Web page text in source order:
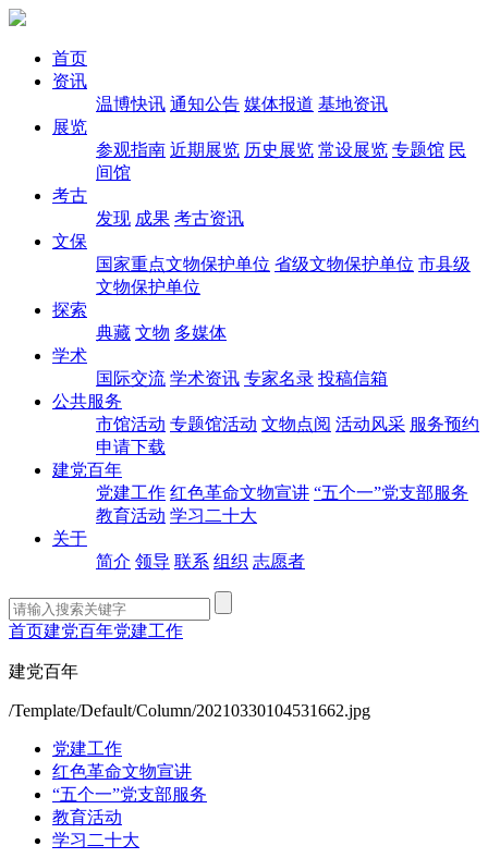
首页
资讯
温博快讯 通知公告 媒体报道 基地资讯
展览
参观指南 近期展览 历史展览 常设展览 专题馆 民
间馆
考古
发现 成果 考古资讯
文保
国家重点文物保护单位 省级文物保护单位 市县级
文物保护单位
探索
典藏 文物 多媒体
学术
国际交流 学术资讯 专家名录 投稿信箱
公共服务
市馆活动 专题馆活动 文物点阅 活动风采 服务预约
申请下载
建党百年
党建工作 红色革命文物宣讲 “五个一”党支部服务
教育活动 学习二十大
关于
简介 领导 联系 组织 志愿者
首页建党百年党建工作
建党百年
/Template/Default/Column/20210330104531662.jpg
党建工作
红色革命文物宣讲
“五个一”党支部服务
教育活动
学习二十大